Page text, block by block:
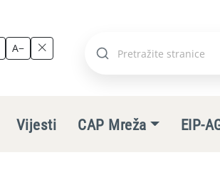
A−
Pretraži
Vijesti CAP Mreža EIP-